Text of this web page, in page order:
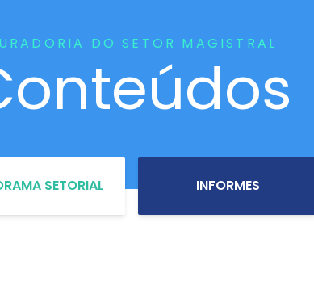
DO SETOR MAGISTRAL
SETORIAL INFORMES